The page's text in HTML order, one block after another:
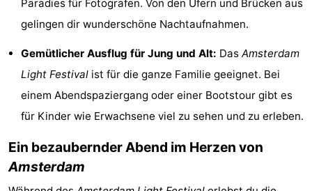
Nachtleben
Essen
trinken
Einkäufen
Märkte
-
Paradies für Fotografen. Von den Ufern und Brücken aus
gelingen dir wunderschöne Nachtaufnahmen.
Gemütlicher Ausflug für Jung und Alt: Das Amsterdam
Light Festival ist für die ganze Familie geeignet. Bei
einem Abendspaziergang oder einer Bootstour gibt es
für Kinder wie Erwachsene viel zu sehen und zu erleben.
Ein bezaubernder Abend im Herzen von
Amsterdam